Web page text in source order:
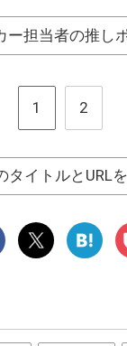
担当者の推し
1 2
タイトルとURL